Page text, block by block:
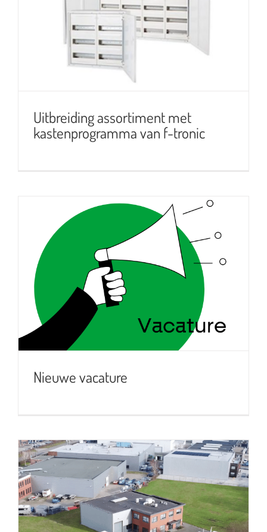
Uitbreiding assortiment met
kastenprogramma van f-tronic
Uitbreiding assortiment met
kastenprogramma van f-tronic
Nieuwe vacature
Nieuwe vacature